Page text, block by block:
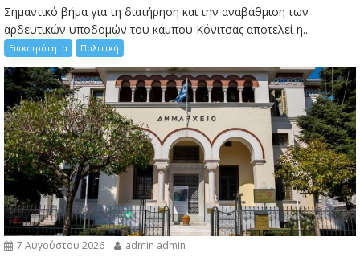
Σημαντικό βήμα για τη διατήρηση και την αναβάθμιση των
αρδευτικών υποδομών του κάμπου Κόνιτσας αποτελεί η...
Επικαιρότητα Πολιτική
7 Αυγούστου 2026 admin admin